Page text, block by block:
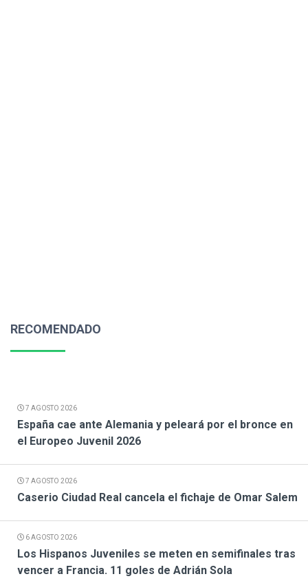
RECOMENDADO
7 AGOSTO 2026
España cae ante Alemania y peleará por el bronce en
el Europeo Juvenil 2026
7 AGOSTO 2026
Caserio Ciudad Real cancela el fichaje de Omar Salem
6 AGOSTO 2026
Los Hispanos Juveniles se meten en semifinales tras
vencer a Francia. 11 goles de Adrián Sola